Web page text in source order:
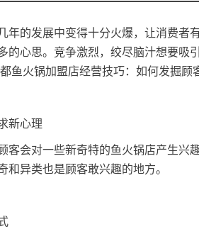
的发展中变得十分火爆，让消费者
的心思。竞争激烈，绞尽脑汁想要吸
鱼火锅加盟店经营技巧：如何发掘顾
新心理
会对一些新奇特的鱼火锅店产生兴
和异类也是顾客敢兴趣的地方。